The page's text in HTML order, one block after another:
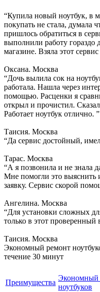
“Купила новый ноутбук, в
покупать не стала, думала
пришлось обратиться в
выполнили работу гораздо
магазине. Взяла этот
Оксана. Москва
“Дочь вылила сок на
работала. Нашла через
помощью. Расценки я
открыл и прочистил.
Работает ноутбук отлично. ”
Таисия. Москва
“Да сервис достойный,
Тарас. Москва
“А я позвонила и не знала
Мне помогли это выяснить
заявку. Сервис скорой
Ангелина. Москва
“Для установки сложных
только в этот проверенный
Таисия. Москва
Экономный ремонт
течение 30 минут
Преимущества
Экономный
ноутбуков